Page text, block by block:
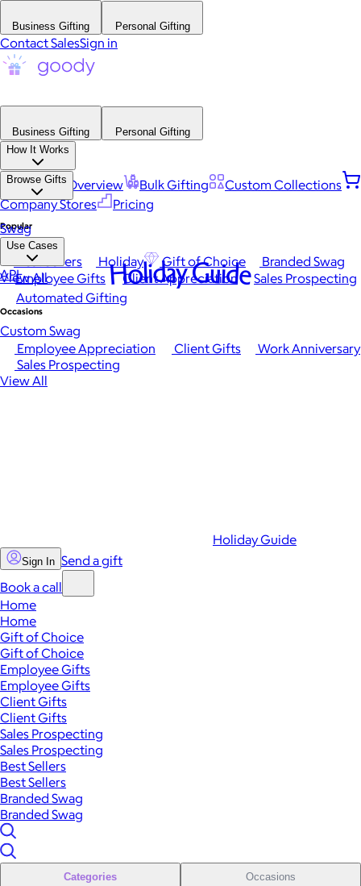
Business Gifting Personal Gifting
Contact SalesSign in
Business Gifting
Personal Gifting
How It Works
Platform Overview Bulk Gifting
Custom Collections
Company Stores
Pricing
Browse Gifts
Popular
Best Sellers Holiday Gift of Choice
Branded Swag
View All
Occasions
Employee Appreciation Client Gifts
Work Anniversary
Sales Prospecting
View All
Swag
Use Cases
Employee Gifts Client Appreciation
Sales Prospecting
Automated Gifting
Custom Swag
API Holiday Guide
Holiday Guide
Sign In Send a gift
Book a call
Home
Home
Gift of Choice
Gift of Choice
Employee Gifts
Employee Gifts
Client Gifts
Client Gifts
Sales Prospecting
Sales Prospecting
Best Sellers
Best Sellers
Branded Swag
Branded Swag
Categories Occasions